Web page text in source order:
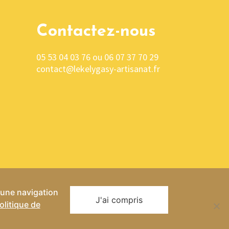
Contactez-nous
05 53 04 03 76 ou 06 07 37 70 29
contact@lekelygasy-artisanat.fr
navigation
de
J'ai compris